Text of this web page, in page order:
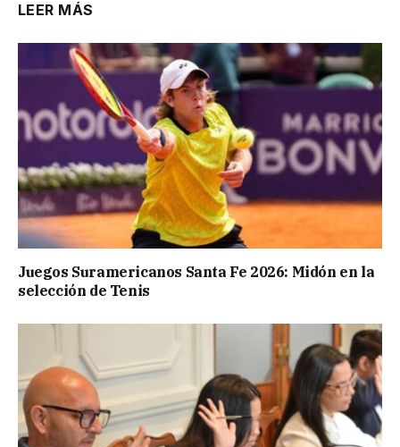
LEER MÁS
Juegos Suramericanos Santa Fe 2026: Midón en la
selección de Tenis